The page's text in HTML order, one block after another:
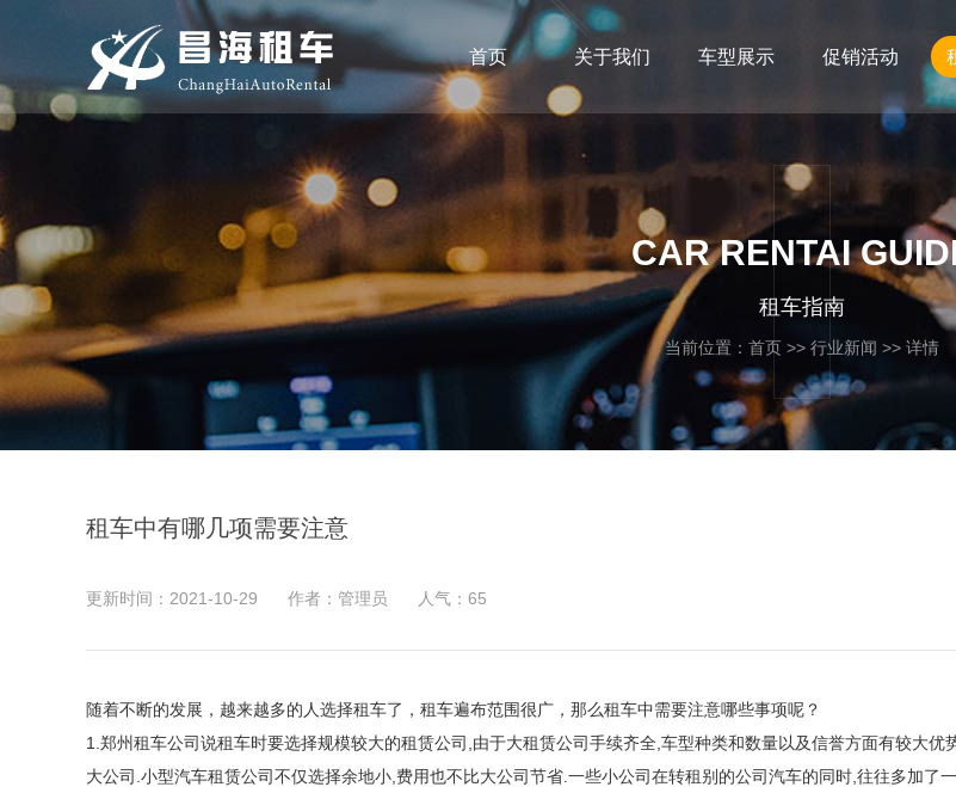
首页 关于我们 车型展示 促销活动
CAR RENTAI
租车指南
当前位置： 首页 >> 行业新闻 >> 详情
租车中有哪几项需要注意
更新时间：2021-10-29 作者：管理员 人气： 65
随着不断的发展，越来越多的人选择租车了，租车遍布范围很广，那么租车中需要注意哪些事项呢？
1.郑州租车公司说租车时要选择规模较大的租赁公司,由于大租赁公司手续齐全,车型种类和数量以及信誉方面有较大优
大公司.小型汽车租赁公司不仅选择余地小,费用也不比大公司节省.一些小公司在转租别的公司汽车的同时,往往多加了